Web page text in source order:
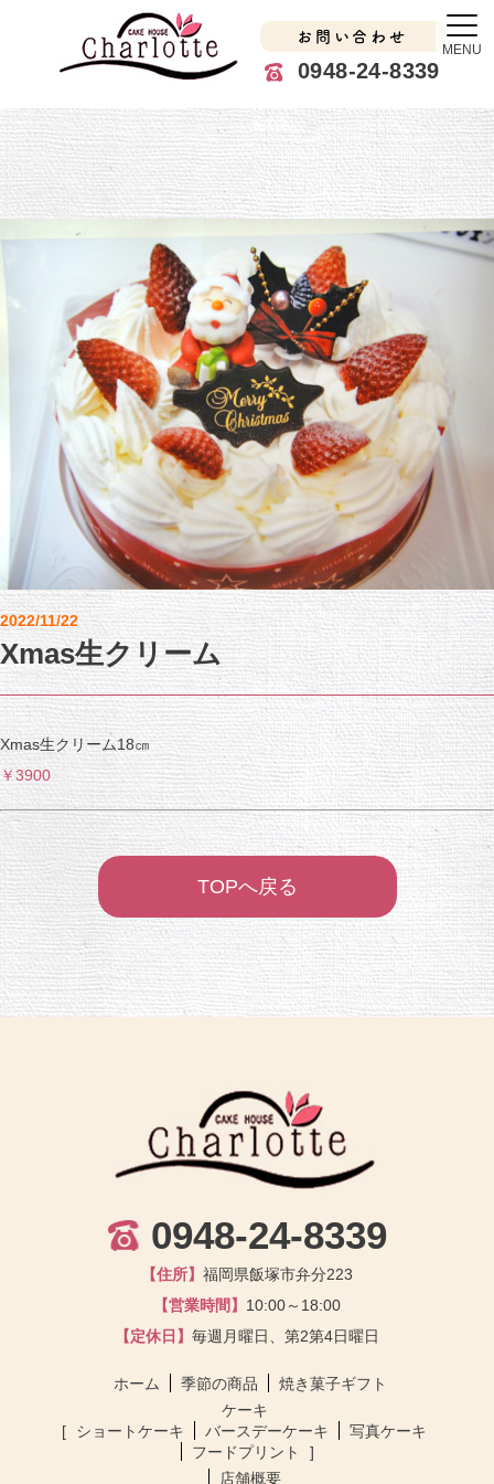
お問い合わせ
0948-24-8339
MENU
2022/11/22
Xmas生クリーム
Xmas生クリーム18㎝
￥3900
TOPへ戻る
0948-24-8339
【住所】 福岡県飯塚市弁分223
【営業時間】 10:00～18:00
【定休日】 毎週月曜日、第2第4日曜日
ホーム 季節の商品
焼き菓子ギフト
ケーキ
ショートケーキ
バースデーケーキ
写真ケーキ
フードプリント
店舗概要